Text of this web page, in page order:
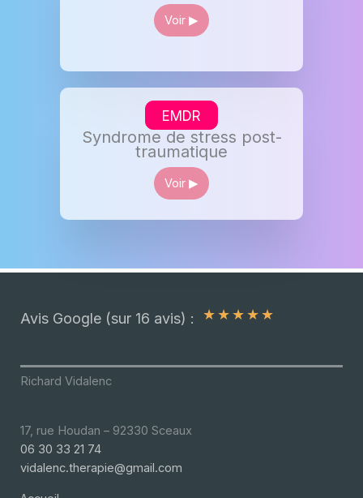
Voir ▶︎
EMDR
Syndrome de stress post-
traumatique
Voir ▶︎
Avis Google (sur 16 avis) : ★★★★★
Richard Vidalenc
17, rue Houdan – 92330 Sceaux
06 30 33 21 74
vidalenc.therapie@gmail.com